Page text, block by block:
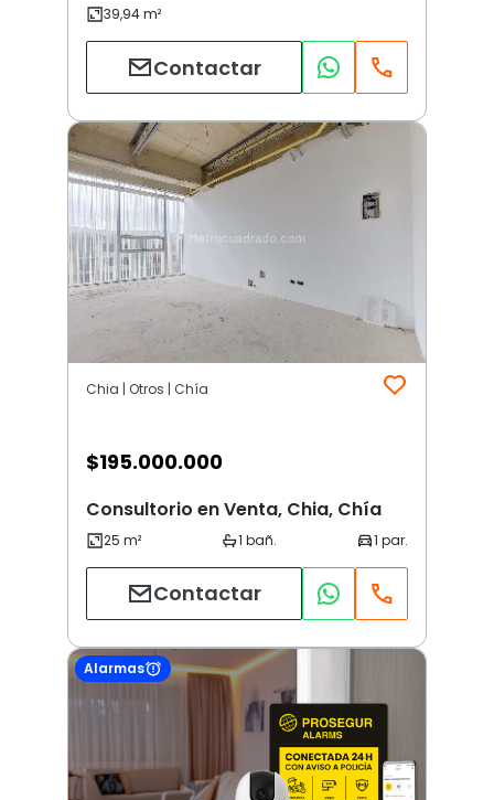
Contactar
Chia | Otros | Chía
$195.000.000
Consultorio en Venta, Chia, Chía
Contactar
Alarmas